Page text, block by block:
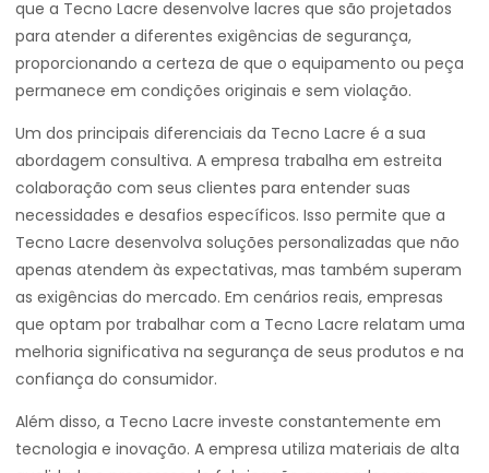
que a Tecno Lacre desenvolve lacres que são projetados
para atender a diferentes exigências de segurança,
proporcionando a certeza de que o equipamento ou peça
permanece em condições originais e sem violação.
Um dos principais diferenciais da Tecno Lacre é a sua
abordagem consultiva. A empresa trabalha em estreita
colaboração com seus clientes para entender suas
necessidades e desafios específicos. Isso permite que a
Tecno Lacre desenvolva soluções personalizadas que não
apenas atendem às expectativas, mas também superam
as exigências do mercado. Em cenários reais, empresas
que optam por trabalhar com a Tecno Lacre relatam uma
melhoria significativa na segurança de seus produtos e na
confiança do consumidor.
Além disso, a Tecno Lacre investe constantemente em
tecnologia e inovação. A empresa utiliza materiais de alta